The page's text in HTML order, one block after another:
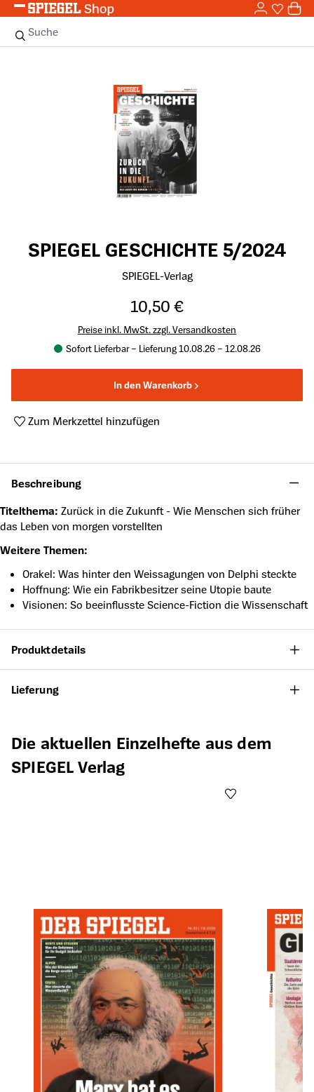
Zum Hauptinhalt springen 0
Suche
SPIEGEL GESCHICHTE 5/2024
SPIEGEL-Verlag
10,50 €
Preise inkl. MwSt. zzgl. Versandkosten
Sofort Lieferbar – Lieferung 10.08.26 – 12.08.26
In den Warenkorb
Zum Merkzettel hinzufügen
Beschreibung
Titelthema: Zurück in die Zukunft - Wie Menschen sich früher
das Leben von morgen vorstellten
Weitere Themen:
Orakel: Was hinter den Weissagungen von Delphi steckte
Hoffnung: Wie ein Fabrikbesitzer seine Utopie baute
Visionen: So beeinflusste Science-Fiction die Wissenschaft
Produktdetails
Lieferung
Produktgalerie überspringen
Die aktuellen Einzelhefte aus dem
SPIEGEL Verlag